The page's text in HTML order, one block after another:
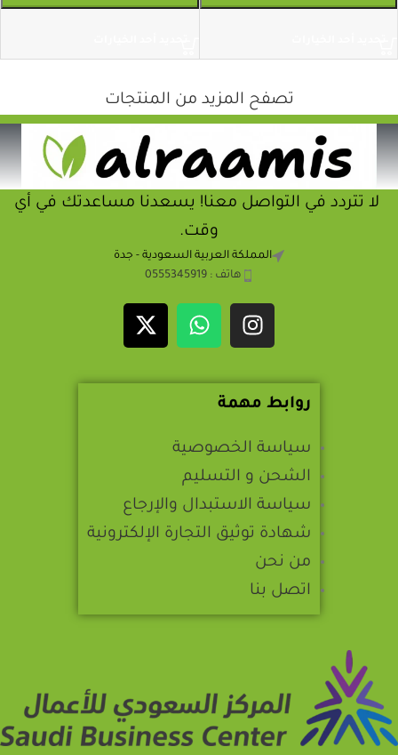
تصفح المزيد من المنتجات
لا تتردد في التواصل معنا! يسعدنا مساعدتك في أي
وقت.
المملكة العربية السعودية - جدة
هاتف : 0555345919
روابط مهمة
سياسة الخصوصية
الشحن و التسليم
سياسة الاستبدال والإرجاع
شهادة توثيق التجارة الإلكترونية
من نحن
اتصل بنا